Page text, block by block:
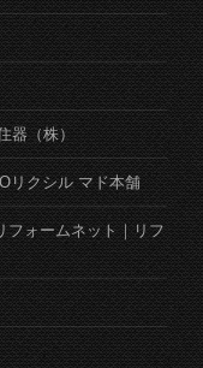
器（株）
リクシル マド本舗
フォームネット｜リフ